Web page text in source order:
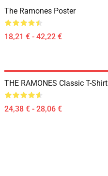
The Ramones Poster
18,21 € - 42,22 €
THE RAMONES Classic T-Shirt
24,38 € - 28,06 €